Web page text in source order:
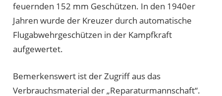
feuernden 152 mm Geschützen. In den 1940er
Jahren wurde der Kreuzer durch automatische
Flugabwehrgeschützen in der Kampfkraft
aufgewertet.
Bemerkenswert ist der Zugriff aus das
Verbrauchsmaterial der „Reparaturmannschaft“.